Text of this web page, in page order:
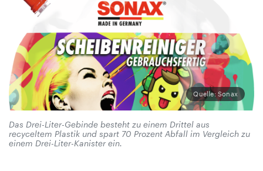
Quelle: Sonax
Das Drei-Liter-Gebinde besteht zu einem Drittel aus
recyceltem Plastik und spart 70 Prozent Abfall im Vergleich zu
einem Drei-Liter-Kanister ein.